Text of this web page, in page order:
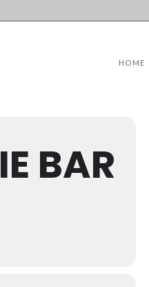
HOME
BAR